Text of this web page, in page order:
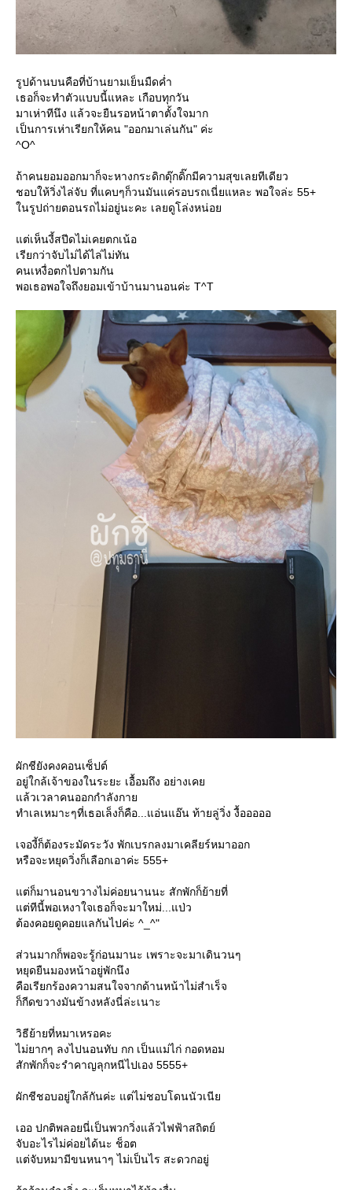
รูปด้านบนคือที่บ้านยามเย็นมืดค่ำ
เธอก็จะทำตัวแบบนี้แหละ เกือบทุกวัน
มาเห่าทีนึง แล้วจะยืนรอหน้าตาตั้งใจมาก
เป็นการเห่าเรียกให้คน "ออกมาเล่นกัน" ค่ะ
^O^
ถ้าคนยอมออกมาก็จะหางกระดิกดุ๊กดิ๊กมีความสุขเลยทีเดียว
ชอบให้วิ่งไล่จับ ที่แคบๆก็วนมันแค่รอบรถเนี่ยแหละ พอใจล่ะ 55+
นรูปถ่ายตอนรถไม่อยู่นะคะ เลยดูโล่งหน่อ
ต่เห็นงี้สปีดไม่เคยตกเน้อ
เรียกว่าจับไม่ได้ไล่ไม่ทัน
คนเหงื่อตกไปตามกัน
พอเธอพอใจถึงยอมเข้าบ้านมานอนค่ะ T^T
ผักชียังคงคอนเซ็ปต์
อยู่ใกล้เจ้าของในระยะ เอื้อมถึง อย่างเค
ล้วเวลาคนออกกำลังกา
ทำเลเหมาะๆที่เธอเล็งก็คือ...แอ่นแอ๊น ท้ายลู่วิ่ง งื้อออออ
เจองี้ก็ต้องระมัดระวัง พักเบรกลงมาเคลียร์หมาออก
หรือจะหยุดวิ่งก็เลือกเอาค่ะ 555+
ต่ก็มานอนขวางไม่ค่อยนานนะ สักพักก็ย้ายที่
ต่ทีนี้พอเหงาใจเธอก็จะมาใหม่...แป่ว
ต้องคอยดูคอยแลกันไปค่ะ ^_^"
ส่วนมากก็พอจะรู้ก่อนมานะ เพราะจะมาเดินวนๆ
หยุดยืนมองหน้าอยู่พักนึง
คือเรียกร้องความสนใจจากด้านหน้าไม่สำเร็จ
ก็กีดขวางมันข้างหลังนี่ล่ะเนาะ
วิธีย้ายที่หมาเหรอคะ
ไม่ยากๆ ลงไปนอนทับ กก เป็นแม่ไก่ กอดหอม
สักพักก็จะรำคาญลุกหนีไปเอง 5555+
ผักชีชอบอยู่ใกล้กันค่ะ แต่ไม่ชอบโดนนัวเนี
เออ ปกติพลอยนี่เป็นพวกวิ่งแล้วไฟฟ้าสถิตย์
จับอะไรไม่ค่อยได้นะ ช็อต
ต่จับหมามีขนหนาๆ ไม่เป็นไร สะดวกอยู่